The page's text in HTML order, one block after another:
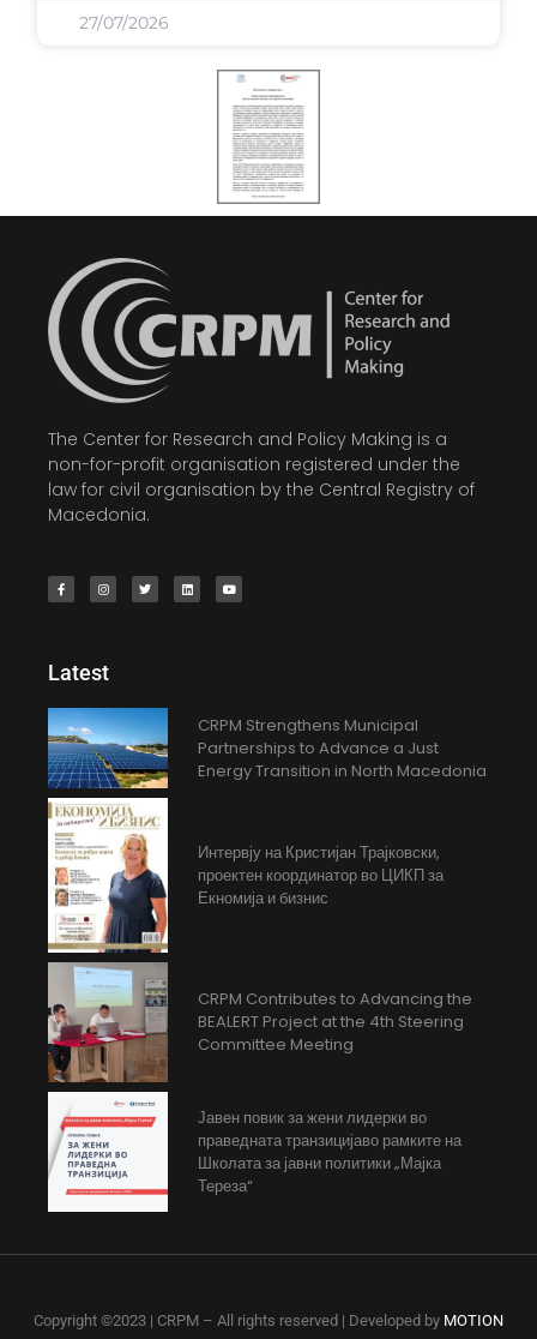
27/07/2026
The Center for Research and Policy Making is a
non-for-profit organisation registered under the
law for civil organisation by the Central Registry of
Macedonia.
Latest
CRPM Strengthens Municipal
Partnerships to Advance a Just
Energy Transition in North Macedonia
Интервју на Кристијан Трајковски,
проектен координатор во ЦИКП за
Екномија и бизнис
CRPM Contributes to Advancing the
BEALERT Project at the 4th Steering
Committee Meeting
Јавен повик за жени лидерки во
праведната транзицијаво рамките на
Школата за јавни политики „Мајка
Тереза“
Copyright ©2023 | CRPM – All rights reserved | Developed by MOTION